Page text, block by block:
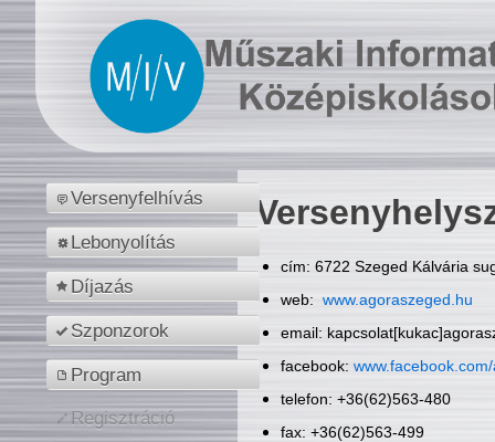
Versenyfelhívás
Lebonyolítás
Díjazás
Szponzorok
Program
Regisztráció
cím: 6722 Szeged Kálvária
web: www.agoraszeged.hu
email:
facebook:
telefon: +36(62)563-480
fax: +36(62)563-499